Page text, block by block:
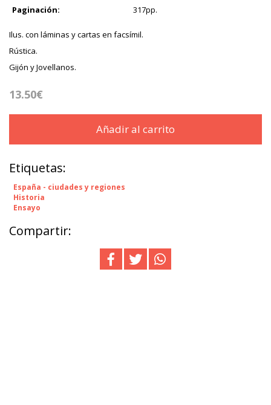
Paginación:
317pp.
Ilus. con láminas y cartas en facsímil.
Rústica.
Gijón y Jovellanos.
13.50€
Añadir al carrito
Etiquetas:
España - ciudades y regiones
Historia
Ensayo
Compartir: